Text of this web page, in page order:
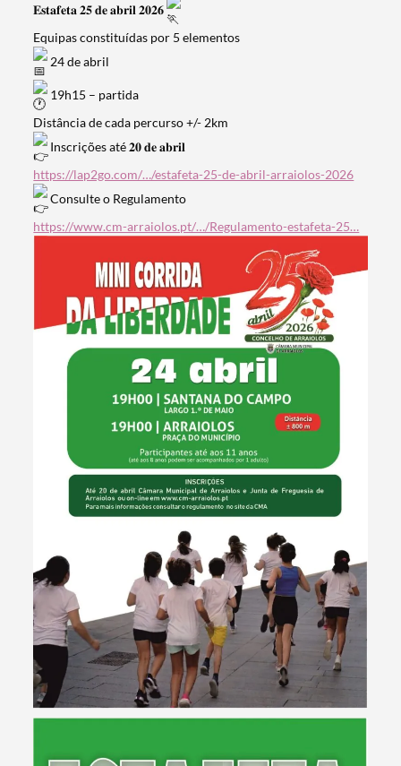
𝐄𝐬𝐭𝐚𝐟𝐞𝐭𝐚 𝟐𝟓 𝐝𝐞 𝐚𝐛𝐫𝐢𝐥 𝟐𝟎𝟐𝟔
Equipas constituídas por 5 elementos
24 de abril
19h15 – partida
Distância de cada percurso +/- 2km
Inscrições até 𝟐𝟎 𝐝𝐞 𝐚𝐛𝐫𝐢𝐥
https://lap2go.com/…/estafeta-25-de-abril-arraiolos-2026
Consulte o Regulamento
https://www.cm-arraiolos.pt/…/Regulamento-estafeta-25…